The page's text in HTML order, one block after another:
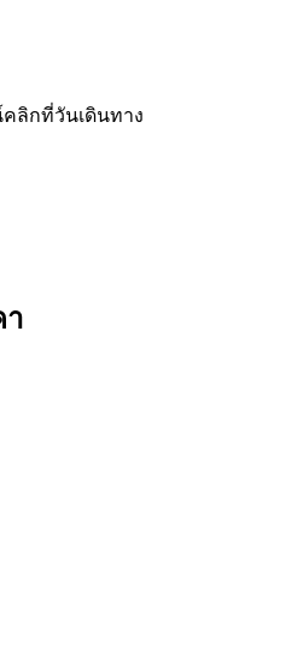
ลิกที่วันเดินทาง
า